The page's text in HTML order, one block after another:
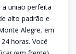
união perfeita
alto padrão e
Alegre, em
horas. Você